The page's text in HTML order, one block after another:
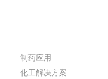
制药应用
化工解决方案